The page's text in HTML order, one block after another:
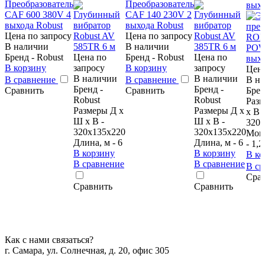
Цена по запросу
В наличии
Бренд - Robust
В корзину
В сравнение
Сравнить
Цена по
запросу
В наличии
Бренд -
Robust
Размеры Д х
Ш х В -
320x135x220
Длина, м - 6
В корзину
В сравнение
Сравнить
Цена по запросу
В наличии
Бренд - Robust
В корзину
В сравнение
Сравнить
Цена по
запросу
В наличии
Бренд -
Robust
Размеры Д х
Ш х В -
320х135х220
Длина, м - 6
В корзину
В сравнение
Сравнить
В
х В -
- 1,2
В
В
Как с нами связаться?
г. Самара, ул. Солнечная, д. 20, офис 305